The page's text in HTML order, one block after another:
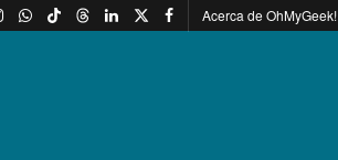
Acerca de OhMyGeek!